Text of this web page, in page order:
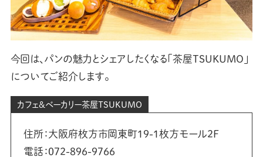
今回は、パンの魅力とシェアしたくなる「茶屋TSUKUMO」
についてご紹介します。
カフェ＆ベーカリー茶屋TSUKUMO
住所：大阪府枚方市岡東町19-1枚方モール2F
電話：072-896-9766